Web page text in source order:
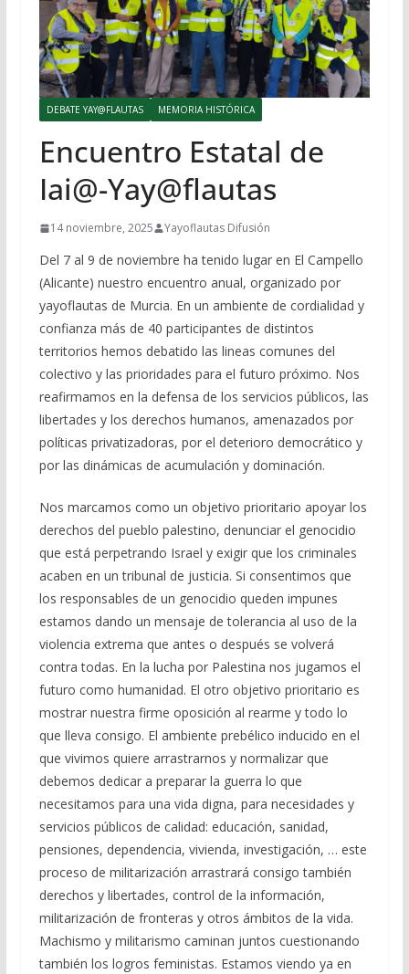
DEBATE YAY@FLAUTAS MEMORIA HISTÓRICA
Encuentro Estatal de
Iai@-Yay@flautas
14 noviembre, 2025 Yayoflautas Difusión
Del 7 al 9 de noviembre ha tenido lugar en El Campello
(Alicante) nuestro encuentro anual, organizado por
yayoflautas de Murcia. En un ambiente de cordialidad y
confianza más de 40 participantes de distintos
territorios hemos debatido las lineas comunes del
colectivo y las prioridades para el futuro próximo. Nos
reafirmamos en la defensa de los servicios públicos, las
libertades y los derechos humanos, amenazados por
políticas privatizadoras, por el deterioro democrático y
por las dinámicas de acumulación y dominación.
Nos marcamos como un objetivo prioritario apoyar los
derechos del pueblo palestino, denunciar el genocidio
que está perpetrando Israel y exigir que los criminales
acaben en un tribunal de justicia. Si consentimos que
los responsables de un genocidio queden impunes
estamos dando un mensaje de tolerancia al uso de la
violencia extrema que antes o después se volverá
contra todas. En la lucha por Palestina nos jugamos el
futuro como humanidad. El otro objetivo prioritario es
mostrar nuestra firme oposición al rearme y todo lo
que lleva consigo. El ambiente prebélico inducido en el
que vivimos quiere arrastrarnos y normalizar que
debemos dedicar a preparar la guerra lo que
necesitamos para una vida digna, para necesidades y
servicios públicos de calidad: educación, sanidad,
pensiones, dependencia, vivienda, investigación, … este
proceso de militarización arrastrará consigo también
derechos y libertades, control de la información,
militarización de fronteras y otros ámbitos de la vida.
Machismo y militarismo caminan juntos cuestionando
también los logros feministas. Estamos viendo ya en